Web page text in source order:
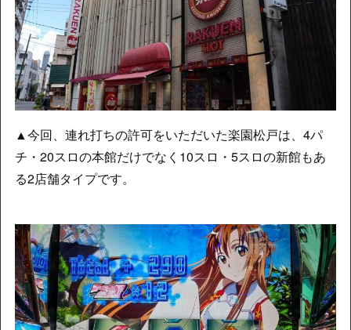
▲今回、連れ打ちの許可をいただいた楽園松戸は、4パ
チ・20スロの本館だけでなく10スロ・5スロの新館もあ
る2店舗タイプです。